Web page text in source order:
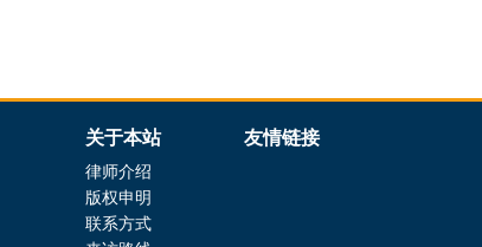
关于本站
律师介绍
版权申明
联系方式
友情链接